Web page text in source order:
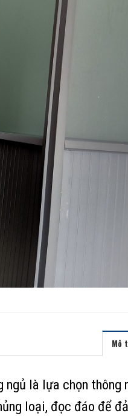
Mô
ngủ là lựa chọn thông
loại, đọc đáo để